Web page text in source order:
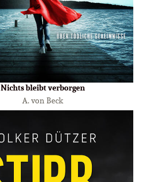
Nichts bleibt verborgen
A. von Beck